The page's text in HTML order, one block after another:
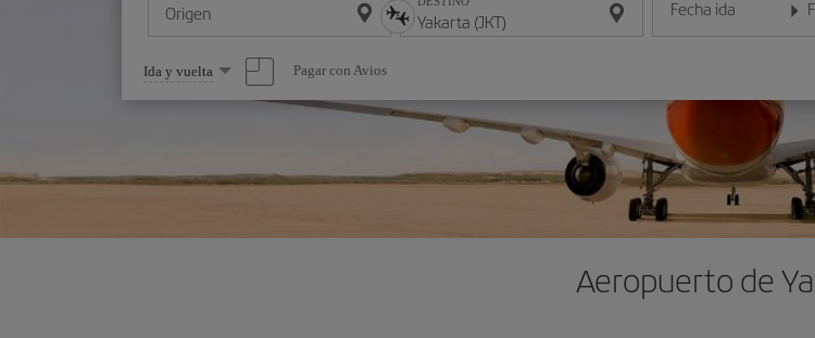
Origen Fecha ida
Introduce la fecha en
Seleccione
una
opción
Ida y vuelta Pagar con Avios
Aeropuerto de